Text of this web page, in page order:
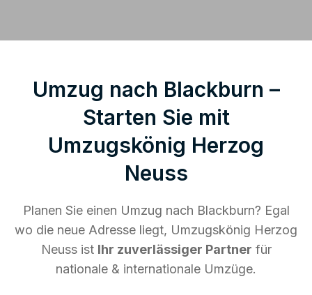
Umzug nach Blackburn –
Starten Sie mit
Umzugskönig Herzog
Neuss
Planen Sie einen Umzug nach Blackburn? Egal
wo die neue Adresse liegt, Umzugskönig Herzog
Neuss ist Ihr zuverlässiger Partner für
nationale & internationale Umzüge.